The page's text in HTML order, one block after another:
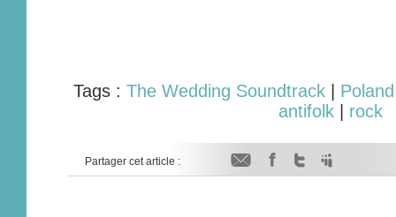
Tags : The Wedding Soundtrack Poland
antifolk
rock
Partager cet article :